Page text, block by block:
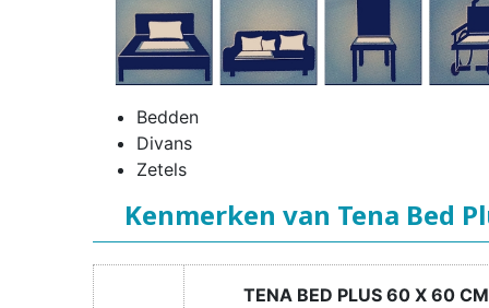
Bedden
Divans
Zetels
Kenmerken van Tena Bed
TENA BED PLUS 60 X 60 CM